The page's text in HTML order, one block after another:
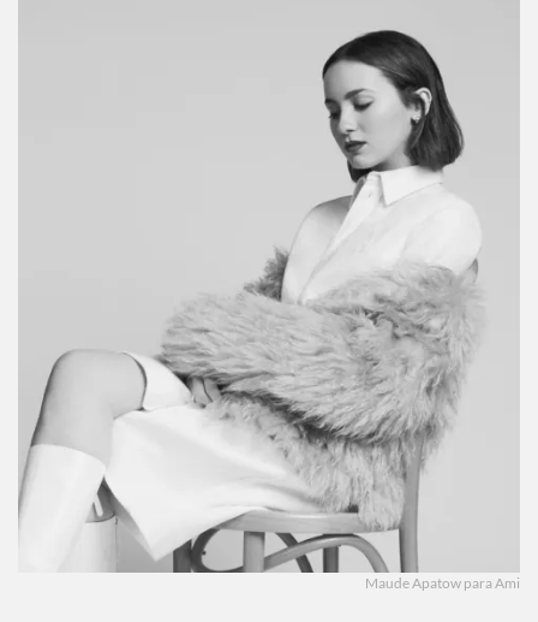
Maude Apatow para Ami